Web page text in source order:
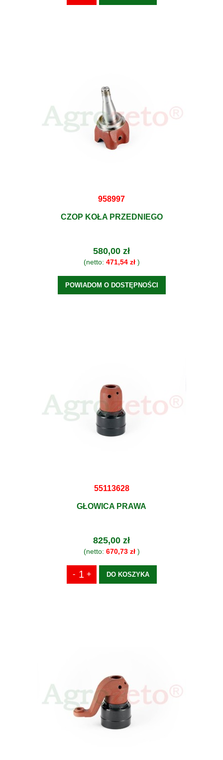
958997
CZOP KOŁA PRZEDNIEGO
580,00 zł
(netto: 471,54 zł)
POWIADOM O DOSTĘPNOŚCI
55113628
GŁOWICA PRAWA
825,00 zł
(netto: 670,73 zł)
DO KOSZYKA